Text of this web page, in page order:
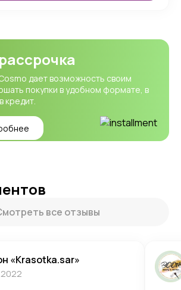
дает возможность своим
покупки в удобном формате, в
кредит.
все отзывы
«Krasotka.sar»